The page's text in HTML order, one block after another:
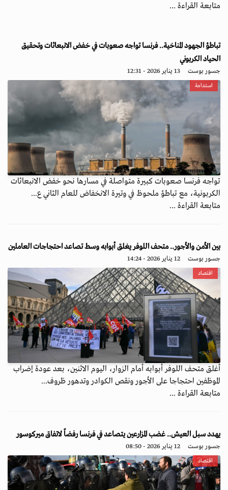
متابعة القراءة ...
تباطؤ الجهود المناخية.. فرنسا تواجه صعوبات في خفض الانبعاثات وتحقيق
الحياد الكربوني
جسور بوست 13 يناير 2026 - 12:31
استدامة
تواجه فرنسا صعوبات كبيرة متواصلة في مسارها نحو خفض الانبعاثات
الكربونية، مع تباطؤ ملحوظ في وتيرة الانخفاض للعام الثاني ع...
متابعة القراءة ...
بين الأمن والأجور.. متحف اللوفر يغلق أبوابه وسط تصاعد احتجاجات العاملين
جسور بوست 12 يناير 2026 - 14:24
اقتصاد
أغلق متحف اللوفر أبوابه أمام الزوار، اليوم الاثنين، بعد عودة إضراب
الموظفين احتجاجا على الأجور ونقص الكوادر وتدهور ظروف...
متابعة القراءة ...
يهدد سبل العيش.. غضب المزارعين يتصاعد في فرنسا رفضاً لاتفاق ميركوسور
جسور بوست 12 يناير 2026 - 08:50
اقتصاد